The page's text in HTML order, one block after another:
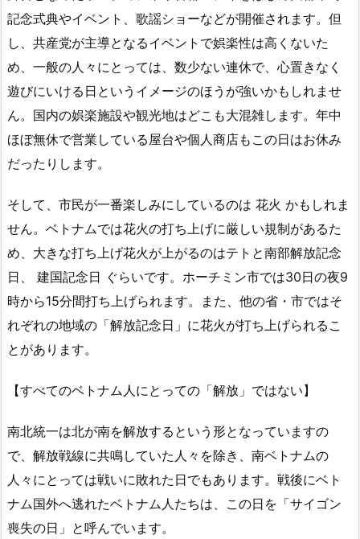
記念式典やイベント、歌謡ショーなどが開催されます。但
し、共産党が主導となるイベントで娯楽性は高くないた
め、一般の人々にとっては、数少ない連休で、心置きなく
遊びにいける日というイメージのほうが強いかもしれませ
ん。国内の娯楽施設や観光地はどこも大混雑します。年中
ほぼ無休で営業している屋台や個人商店もこの日はお休み
だったりします。
そして、市民が一番楽しみにしているのは 花火 かもしれま
せん。ベトナムでは花火の打ち上げに厳しい規制があるた
め、大きな打ち上げ花火が上がるのはテトと南部解放記念
日、 建国記念日 ぐらいです。ホーチミン市では30日の夜9
時から15分間打ち上げられます。また、他の省・市ではそ
れぞれの地域の「解放記念日」に花火が打ち上げられるこ
とがあります。
【すべてのベトナム人にとっての「解放」ではない】
南北統一は北が南を解放するという形となっていますの
で、解放戦線に共鳴していた人々を除き、南ベトナムの
人々にとっては戦いに敗れた日でもあります。戦後にベト
ナム国外へ逃れたベトナム人たちは、この日を「サイゴン
喪失の日」と呼んでいます。